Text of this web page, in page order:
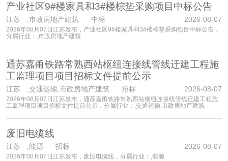
产业社区9#楼家具和3#楼棕垫采购项目中标公告
江苏 ,市政房地产建筑 中标 2026-08-07
2026年08月07日江苏发布，产业社区9#楼家具和3#楼棕垫采购项目中标公告，
分属行业：,市政房地产建筑
通苏嘉甬铁路常熟西站枢纽连接线管线迁建工程施
工监理项目项目招标文件提前公示
江苏 ,交通运输,市政房地产建筑 招标 2026-08-07
2026年08月07日江苏发布，通苏嘉甬铁路常熟西站枢纽连接线管线迁建工程施
工监理项目项目招标文件提前公示，分属行业：,交通运输,市政房地产建筑
废旧电缆线
江苏 ,能源 招标 2026-08-07
2026年08月07日江苏发布，废旧电缆线，分属行业：,能源